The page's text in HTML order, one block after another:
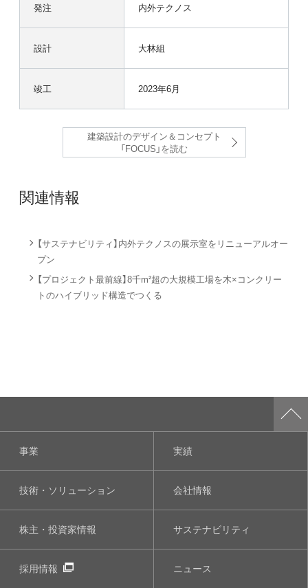
発注 内外テクノス
設計 大林組
竣工 2023年6月
建築設計のデザイン＆コンセプト
「FOCUS」を読む
関連情報
【サステナビリティ】内外テクノスの展示室をリニューアルオー
プン
【プロジェクト最前線】8千m²超の大規模工場を木×コンクリー
トのハイブリッド構造でつくる
事業 実績
技術・ソリューション 会社情報
株主・投資家情報 サステナビリティ
採用情報 ニュース